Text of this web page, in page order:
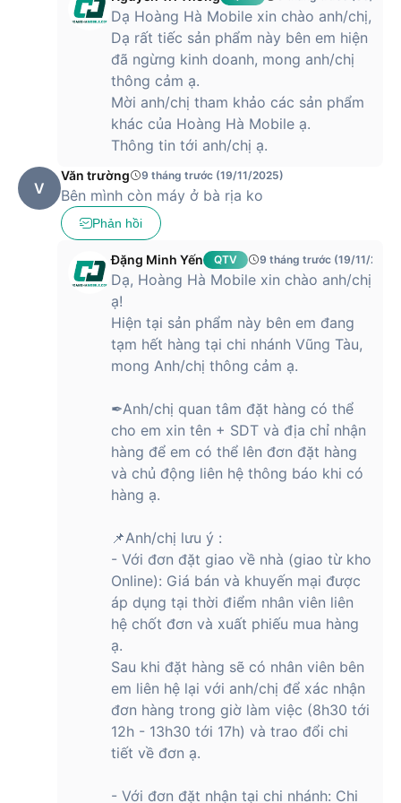
Màn hình tràn viền với viền siêu mỏng mang đến không gian
hiển thị rộng lớn, tối ưu hóa trải nghiệm xem phim, chơi game
hay làm việc. Camera trước được đặt khéo léo trong một nốt
ruồi nhỏ gọn, không làm ảnh hưởng đến tính thẩm mỹ tổng
thể. Cụm camera sau được thiết kế nổi bật với các ống kính
được sắp xếp hài hòa trong một mô-đun hình chữ nhật, tạo
điểm nhấn tinh tế cho mặt lưng.
Xiaomi 14T Pro được ra mắt với những gam màu trẻ trung,
năng động, đáp ứng sở thích cá nhân của người dùng. Nhìn
chung, thiết kế của chiếc điện thoại này là sự kết hợp hoàn
hảo giữa tính thẩm mỹ và công năng, mang đến một sản
phẩm vừa đẹp mắt vừa tiện dụng, xứng đáng là một lựa chọn
hàng đầu trong phân khúc tầm trung.
Xiaomi 14T Pro với màn hình sắc nét, mang
đến trải nghiệm đáng kinh ngạc
Màn hình của sản phẩm với tần số quét 144Hz, thực sự là
một điểm nhấn đáng chú ý, nâng tầm trải nghiệm thị giác của
bảo mọi chuyển động trên màn hình, từ vuốt chạm, cuộn
trang đến chơi game hành động nhanh, đều trở nên mượt mà
và sống động hơn bao giờ hết. Hiện tượng giật lag hay bóng
mờ gần như biến mất hoàn toàn, mang lại cảm giác chân
thực và đắm chìm.
Không chỉ dừng lại ở tần số quét ấn tượng, tấm nền AMOLED
6.67 inch với độ phân giải 2712 x 1220 còn mang đến chất
lượng hình ảnh tuyệt đỉnh. Màu sắc được tái hiện rực rỡ,
sống động, độ tương phản cao tạo chiều sâu cho hình ảnh,
trong khi độ sáng lên tới 4000 nit đảm bảo khả năng hiển thị
rõ nét ngay cả dưới ánh nắng mặt trời gay gắt. Công nghệ
HDR10+ càng làm tăng thêm sự phong phú và chân thực cho
trải nghiệm xem phim hay chơi game.
Xiaomi 14T Pro còn ghi điểm với thiết kế màn hình tràn viền
tinh tế, tối ưu không gian hiển thị và mang lại vẻ đẹp hiện đại,
sang trọng. Lớp kính cường lực bảo vệ màn hình khỏi trầy
chung, màn hình của chiếc điện thoại này là một sự kết hợp
Dạ Hoàng Hà Mobile xin chào anh/chị,
Dạ rất tiếc sản phẩm này bên em hiện
đã ngừng kinh doanh, mong anh/chị
thông cảm ạ.
Mời anh/chị tham khảo các sản phẩm
khác của Hoàng Hà Mobile ạ.
Thông tin tới anh/chị ạ.
V
Văn trường 9 tháng trước (19/11/2025)
Bên mình còn máy ở bà rịa ko
Phản hồi
Đặng Minh Yến QTV 9 tháng trước (19/11/2025)
Dạ, Hoàng Hà Mobile xin chào anh/chị
ạ!
Hiện tại sản phẩm này bên em đang
tạm hết hàng tại chi nhánh Vũng Tàu,
mong Anh/chị thông cảm ạ.
✒Anh/chị quan tâm đặt hàng có thể
cho em xin tên + SDT và địa chỉ nhận
hàng để em có thể lên đơn đặt hàng
và chủ động liên hệ thông báo khi có
hàng ạ.
📌Anh/chị lưu ý :
- Với đơn đặt giao về nhà (giao từ kho
Online): Giá bán và khuyến mại được
áp dụng tại thời điểm nhân viên liên
hệ chốt đơn và xuất phiếu mua hàng
ạ.
Sau khi đặt hàng sẽ có nhân viên bên
em liên hệ lại với anh/chị để xác nhận
đơn hàng trong giờ làm việc (8h30 tới
12h - 13h30 tới 17h) và trao đổi chi
tiết về đơn ạ.
- Với đơn đặt nhận tại chi nhánh: Chi